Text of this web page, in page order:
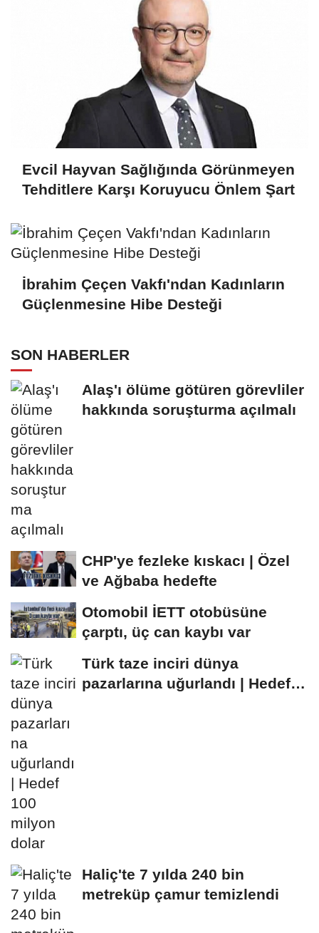
Evcil Hayvan Sağlığında Görünmeyen
Tehditlere Karşı Koruyucu Önlem Şart
İbrahim Çeçen Vakfı'ndan Kadınların
Güçlenmesine Hibe Desteği
SON HABERLER
Alaş'ı ölüme götüren görevliler
hakkında soruşturma açılmalı
CHP'ye fezleke kıskacı | Özel
ve Ağbaba hedefte
Otomobil İETT otobüsüne
çarptı, üç can kaybı var
Türk taze inciri dünya
pazarlarına uğurlandı | Hedef
Haliç'te 7 yılda 240 bin
metreküp çamur temizlendi